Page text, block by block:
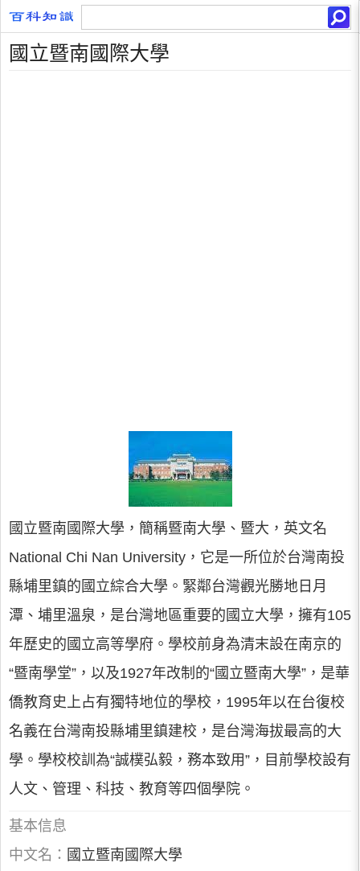
國立暨南國際大學
國立暨南國際大學，簡稱暨南大學、暨大，英文名
National Chi Nan University，它是一所位於台灣南投
縣埔里鎮的國立綜合大學。緊鄰台灣觀光勝地日月
潭、埔里溫泉，是台灣地區重要的國立大學，擁有105
年歷史的國立高等學府。學校前身為清末設在南京的
“暨南學堂”，以及1927年改制的“國立暨南大學”，是華
僑教育史上占有獨特地位的學校，1995年以在台復校
名義在台灣南投縣埔里鎮建校，是台灣海拔最高的大
學。學校校訓為“誠樸弘毅，務本致用”，目前學校設有
人文、管理、科技、教育等四個學院。
基本信息
中文名： 國立暨南國際大學